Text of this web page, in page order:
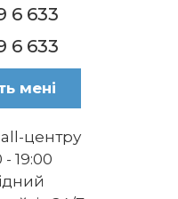
6 633
6 633
мені
центру
19:00